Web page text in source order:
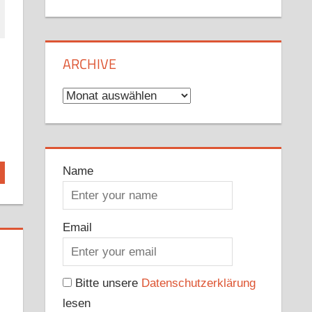
ARCHIVE
Archive
Name
Email
Bitte unsere Datenschutzerklärung
lesen